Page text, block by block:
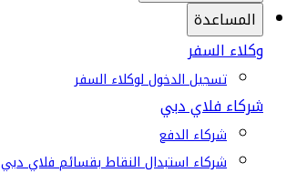
المساعدة
وكلاء السفر
تسجيل الدخول لوكلاء السفر
شركاء فلاي دبي
شركاء الدفع
شركاء استبدال النقاط بقسائم فلاي دبي